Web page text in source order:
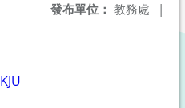
發布單位： 教務處 |